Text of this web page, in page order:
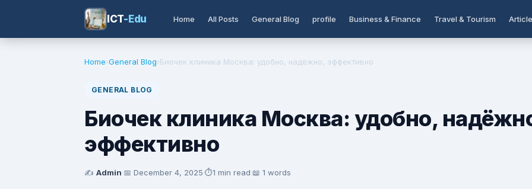
ICT-Edu Home All Posts General Blog profile Business & Finance Travel & Tourism Article
Home›General Blog›Биочек клиника Москва: удобно, надёжно, эффективно
GENERAL BLOG
Биочек клиника Москва: удобно,
эффективно
✍️ Admin·📅 December 4, 2025·⏱️1 min read·📖 1 words